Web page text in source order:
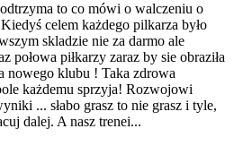
to co mówi o walczeniu o
celem każdego pilkarza było
skladzie nie za darmo ale
połowa piłkarzy zaraz by sie obraziła
nowego klubu ! Taka zdrowa
każdemu sprzyja! Rozwojowi
... słabo grasz to nie grasz i tyle,
dalej. A nasz trenei...